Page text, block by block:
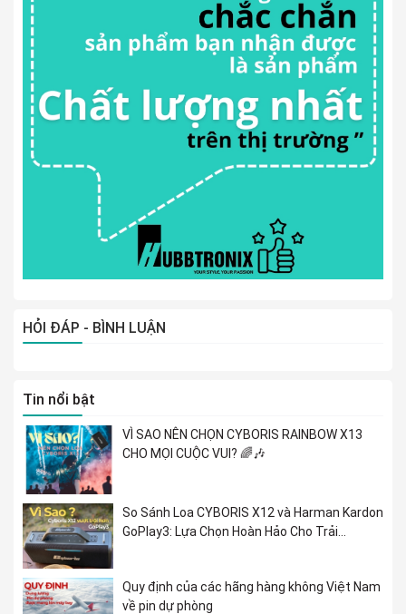
HỎI ĐÁP - BÌNH LUẬN
Tin nổi bật
VÌ SAO NÊN CHỌN CYBORIS RAINBOW X13
CHO MỌI CUỘC VUI? 🌈🎶
So Sánh Loa CYBORIS X12 và Harman Kardon
GoPlay3: Lựa Chọn Hoàn Hảo Cho Trải
Quy định của các hãng hàng không Việt Nam
về pin dự phòng